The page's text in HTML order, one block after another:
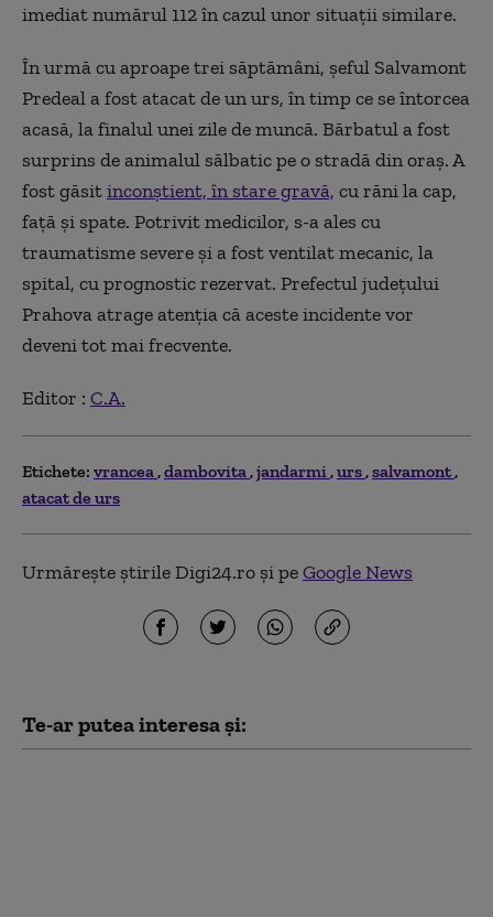
imediat numărul 112 în cazul unor situaţii similare.
În urmă cu aproape trei săptămâni, șeful Salvamont
Predeal a fost atacat de un urs, în timp ce se întorcea
acasă, la finalul unei zile de muncă. Bărbatul a fost
surprins de animalul sălbatic pe o stradă din oraș. A
fost găsitinconștient, în stare gravă, cu răni la cap,
față și spate. Potrivit medicilor, s-a ales cu
traumatisme severe și a fost ventilat mecanic, la
spital, cu prognostic rezervat. Prefectul județului
Prahova atrage atenția că aceste incidente vor
deveni tot mai frecvente.
Editor : C.A.
Etichete: vrancea dambovita jandarmi urs salvamont
atacat de urs
Urmărește știrile Digi24.ro și peGoogle News
Te-ar putea interesa și: